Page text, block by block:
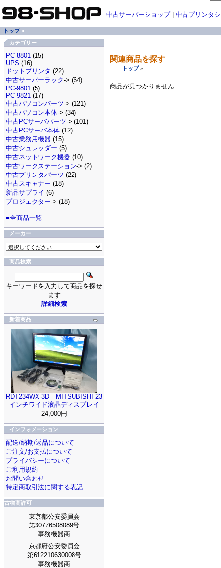
関連商品を探す
トップ»
商品が見つかりません...
中古サーバーショップ| 中古プリンタ
トップ»
カテゴリー
PC-8801 (15)
UPS (16)
ドットプリンタ (22)
中古サーバーラック-> (64)
PC-9801 (5)
PC-9821 (17)
中古パソコンパーツ-> (121)
中古パソコン本体-> (34)
中古PCサーバパーツ-> (101)
中古PCサーバ本体 (12)
中古業務用機器 (15)
中古シュレッダー (5)
中古ネットワーク機器 (10)
中古ワークステーション-> (2)
中古プリンタパーツ (22)
中古スキャナー (18)
新品サプライ (6)
プロジェクター-> (18)
■全商品一覧
メーカー
商品検索
キーワードを入力して商品を探せ
ます
詳細検索
新着商品
RDT234WX-3D MITSUBISHI 23
インチワイド液晶ディスプレイ
24,000円
インフォメーション
配送/納期/返品について
ご注文/お支払について
プライバシーについて
ご利用規約
お問い合わせ
特定商取引法に関する表記
古物商許可
東京都公安委員会
第30776508089号
事務機器商
京都府公安委員会
第612210630008号
事務機器商